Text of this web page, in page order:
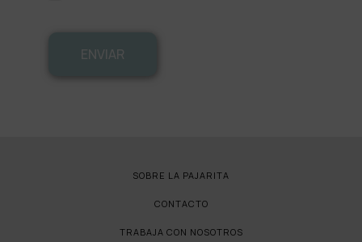
ENVIAR
SOBRE LA PAJARITA
CONTACTO
TRABAJA CON NOSOTROS